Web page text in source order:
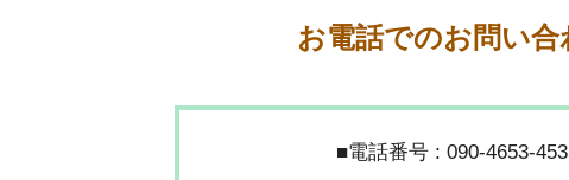
お電話でのお問い合
■電話番号 : 090-4653-